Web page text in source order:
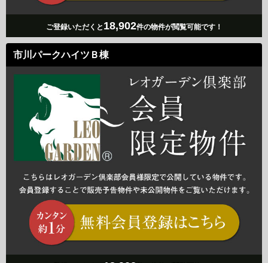
ご登録いただくと 18,902件の物件が閲覧可能です！
市川パークハイツＢ棟